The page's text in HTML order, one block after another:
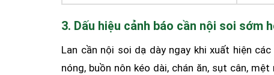
3. Dấu hiệu cảnh báo cần nội soi sớm
Lan cần nội soi dạ dày ngay khi xuất hiện
nóng, buồn nôn kéo dài, chán ăn, sụt cân,